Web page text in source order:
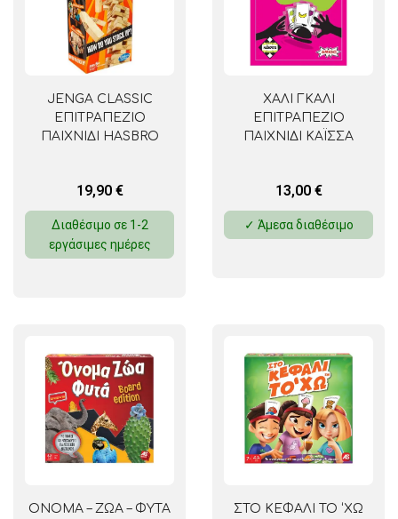
JENGA CLASSIC
ΕΠΙΤΡΑΠΕΖΙΟ
ΠΑΙΧΝΙΔΙ HASBRO
19,90 €
Διαθέσιμο σε 1-2
εργάσιμες ημέρες
ΧΑΛΙ ΓΚΑΛΙ
ΕΠΙΤΡΑΠΕΖΙΟ
ΠΑΙΧΝΙΔΙ ΚΑΪΣΣΑ
13,00 €
✓ Άμεσα διαθέσιμο
ΟΝΟΜΑ – ΖΩΑ – ΦΥΤΑ
ΣΤΟ ΚΕΦΑΛΙ ΤΟ ‘ΧΩ